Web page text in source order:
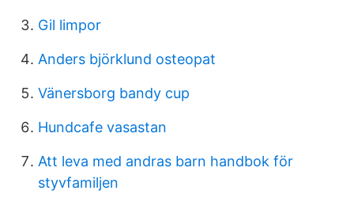
Gil limpor
Anders björklund osteopat
Vänersborg bandy cup
Hundcafe vasastan
Att leva med andras barn handbok för
styvfamiljen